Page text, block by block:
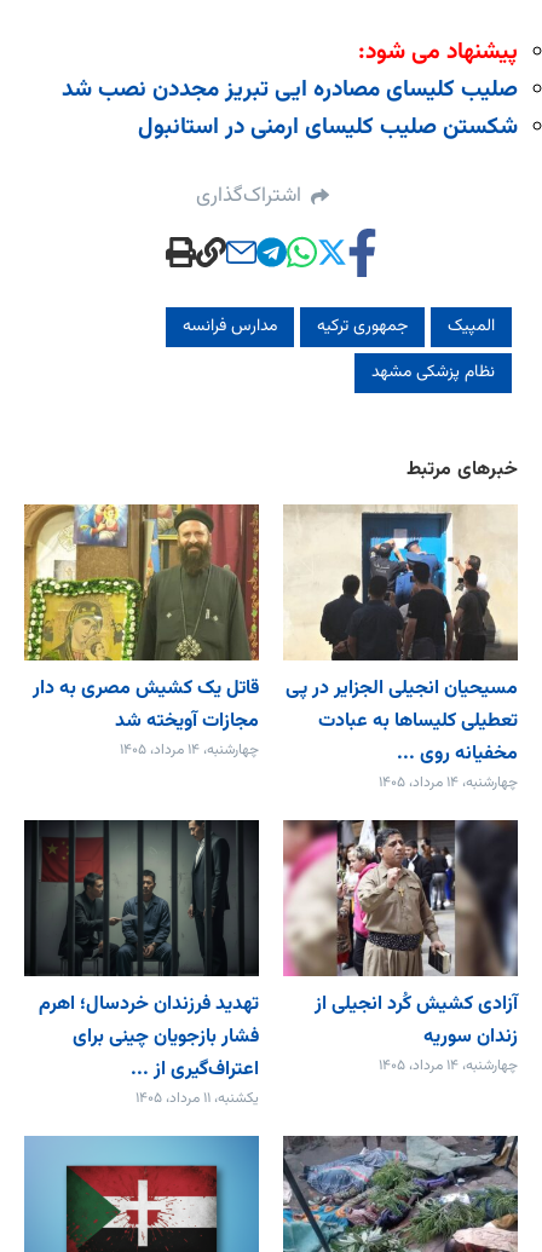
پیشنهاد می شود:
صلیب کلیسای مصادره ایی تبریز مجددن نصب شد
شکستن صلیب کلیسای ارمنی در استانبول
اشتراک‌گذاری
المپیک جمهوری ترکیه
مدارس فرانسه
نظام پزشکی مشهد
خبرهای مرتبط
مسیحیان انجیلی الجزایر در پی
تعطیلی کلیساها به عبادت
مخفیانه روی ...
چهارشنبه، ۱۴ مرداد، ۱۴۰۵
قاتل یک کشیش مصری به دار
مجازات آویخته شد
چهارشنبه، ۱۴ مرداد، ۱۴۰۵
آزادی کشیش کُرد انجیلی از
زندان سوریه
چهارشنبه، ۱۴ مرداد، ۱۴۰۵
تهدید فرزندان خردسال؛ اهرم
فشار بازجویان چینی برای
اعتراف‌گیری از ...
یکشنبه، ۱۱ مرداد، ۱۴۰۵